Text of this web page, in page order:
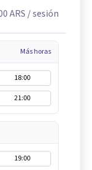
ARS / sesión
Más horas
18:00
21:00
19:00